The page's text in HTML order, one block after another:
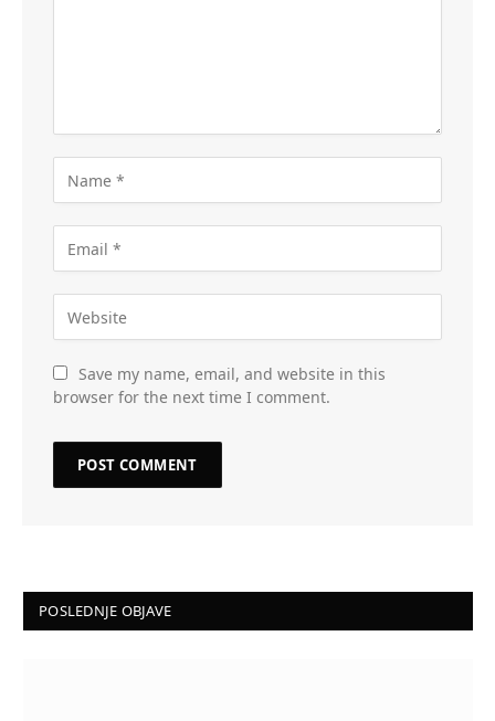
Save my name, email, and website in this
browser for the next time I comment.
POSLEDNJE OBJAVE